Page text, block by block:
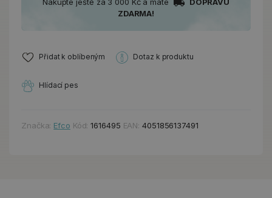
ZDARMA!
Přidat k oblíbeným Dotaz k produktu
Hlídací pes
Značka: Efco Kód:1616495 EAN:4051856137491